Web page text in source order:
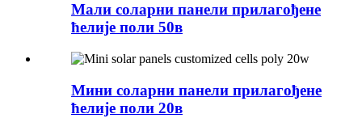
Мали соларни панели прилагођене
ћелије поли 50в
Мини соларни панели прилагођене
ћелије поли 20в